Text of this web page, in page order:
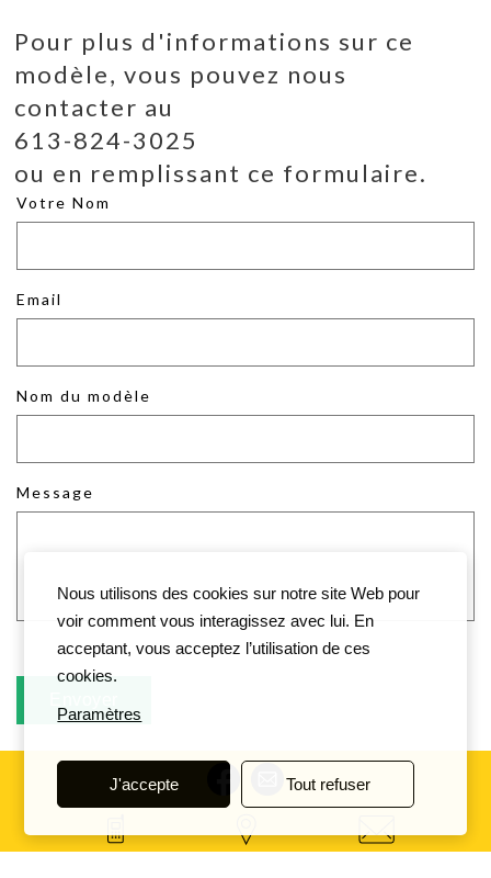
Pour plus d'informations sur ce
modèle, vous pouvez nous
contacter au
613-824-3025
ou en remplissant ce formulaire.
Votre Nom
Email
Nom du modèle
Message
Nous utilisons des cookies sur notre site Web pour
voir comment vous interagissez avec lui. En
acceptant, vous acceptez l’utilisation de ces
cookies.
Paramètres
J'accepte Tout refuser